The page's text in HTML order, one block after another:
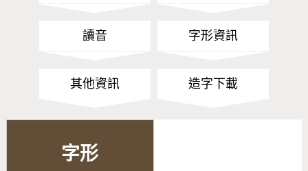
讀音 字形資訊
其他資訊 造字下載
字形